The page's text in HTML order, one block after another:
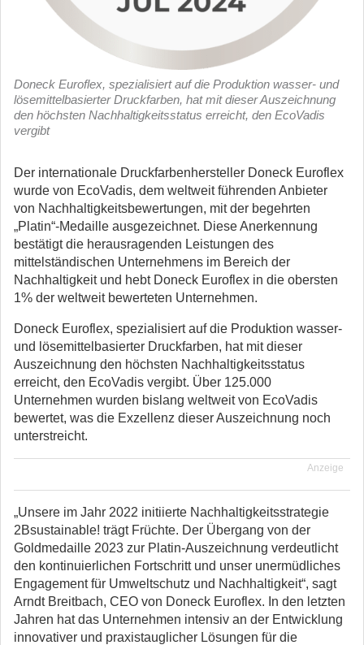
Doneck Euroflex, spezialisiert auf die Produktion wasser- und
lösemittelbasierter Druckfarben, hat mit dieser Auszeichnung
den höchsten Nachhaltigkeitsstatus erreicht, den EcoVadis
vergibt
Der internationale Druckfarbenhersteller Doneck Euroflex
wurde von EcoVadis, dem weltweit führenden Anbieter
von Nachhaltigkeitsbewertungen, mit der begehrten
„Platin“-Medaille ausgezeichnet. Diese Anerkennung
bestätigt die herausragenden Leistungen des
mittelständischen Unternehmens im Bereich der
Nachhaltigkeit und hebt Doneck Euroflex in die obersten
1% der weltweit bewerteten Unternehmen.
Doneck Euroflex, spezialisiert auf die Produktion wasser-
und lösemittelbasierter Druckfarben, hat mit dieser
Auszeichnung den höchsten Nachhaltigkeitsstatus
erreicht, den EcoVadis vergibt. Über 125.000
Unternehmen wurden bislang weltweit von EcoVadis
bewertet, was die Exzellenz dieser Auszeichnung noch
unterstreicht.
Anzeige
„Unsere im Jahr 2022 initiierte Nachhaltigkeitsstrategie
2Bsustainable! trägt Früchte. Der Übergang von der
Goldmedaille 2023 zur Platin-Auszeichnung verdeutlicht
den kontinuierlichen Fortschritt und unser unermüdliches
Engagement für Umweltschutz und Nachhaltigkeit“, sagt
Arndt Breitbach, CEO von Doneck Euroflex. In den letzten
Jahren hat das Unternehmen intensiv an der Entwicklung
innovativer und praxistauglicher Lösungen für die